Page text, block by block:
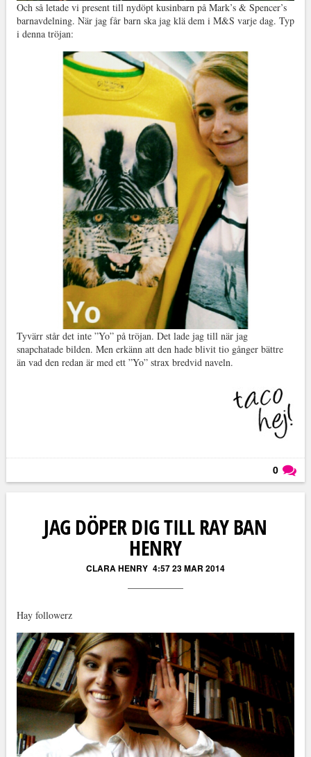
Och så letade vi present till nydöpt kusinbarn på Mark’s & Spencer’s
barnavdelning. När jag får barn ska jag klä dem i M&S varje dag. Typ
i denna tröjan:
Tyvärr står det inte ”Yo” på tröjan. Det lade jag till när jag
snapchatade bilden. Men erkänn att den hade blivit tio gånger bättre
än vad den redan är med ett ”Yo” strax bredvid naveln.
0
JAG DÖPER DIG TILL RAY BAN
HENRY
CLARA HENRY 4:57 23 MAR 2014
Hay followerz